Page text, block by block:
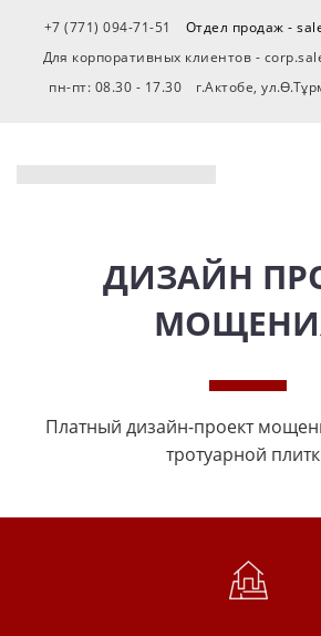
+7 (771) 094-71-51
Отдел продаж -
Для корпоративных клиентов -
пн-пт: 08.30 - 17.30
г.Актобе,
ДИЗАЙН
Платный дизайн-проект
тротуарной